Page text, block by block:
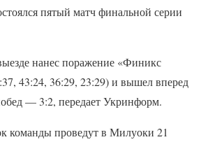
пятый матч финальной серии
нанес поражение «Финикс
43:24, 36:29, 23:29) и вышел вперед
— 3:2, передает Укринформ.
команды проведут в Милуоки 21